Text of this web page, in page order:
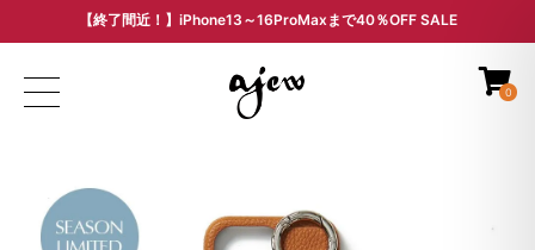
【終了間近！】iPhone13～16ProMaxまで40％OFF SALE
ARCHIVE SALE - 過去モデルをお得な価格で -
0